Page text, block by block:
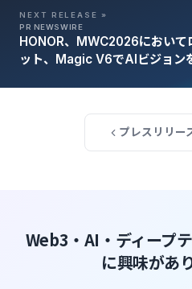
NEXT RELEASE »
PR NEWSWIRE
HONOR、MWC2026において
ット、Magic V6でAIビジョン
プレスリリー
Web3・AI・ディープ
に興味があ